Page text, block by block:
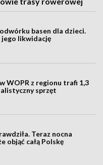
basen dla dzieci.
jego likwidację
WOPR z regionu trafi 1,3
sprzęt
Teraz nocna
objąć całą Polskę